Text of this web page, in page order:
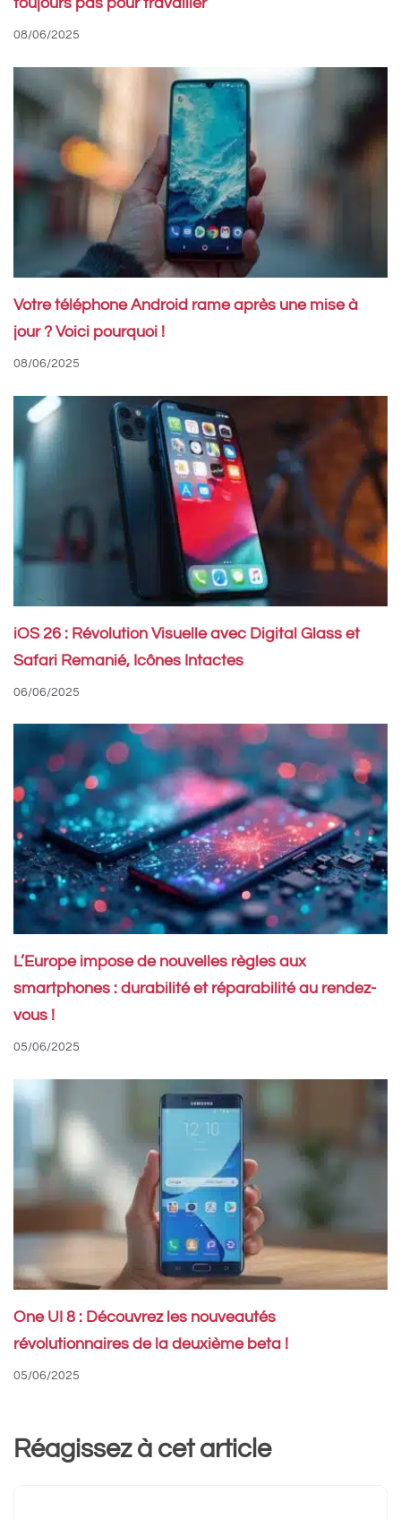
toujours pas pour travailler
08/06/2025
Votre téléphone Android rame après une mise à
jour ? Voici pourquoi !
08/06/2025
iOS 26 : Révolution Visuelle avec Digital Glass et
Safari Remanié, Icônes Intactes
06/06/2025
L’Europe impose de nouvelles règles aux
smartphones : durabilité et réparabilité au rendez-
vous !
05/06/2025
One UI 8 : Découvrez les nouveautés
révolutionnaires de la deuxième beta !
05/06/2025
Réagissez à cet article